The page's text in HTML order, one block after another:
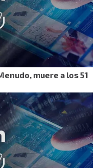
muere a los 51